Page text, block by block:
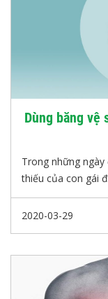
Dùng băng vệ
Trong những
thiếu của con gái
2020-03-29